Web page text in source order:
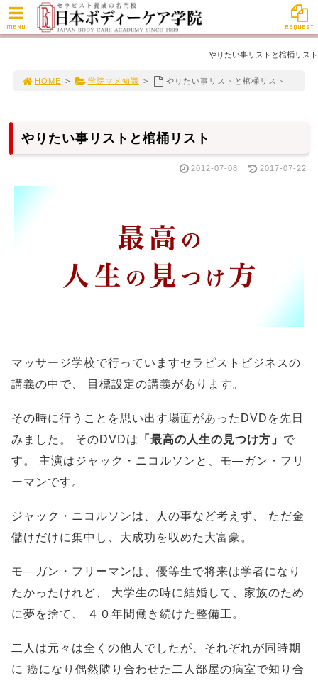
やりたい事リストと棺桶リスト
HOME > 学院マメ知識 > やりたい事リストと棺桶リスト
やりたい事リストと棺桶リスト
2012-07-08 2017-07-22
マッサージ学校で行っていますセラピストビジネスの
講義の中で、
目標設定の講義があります。
その時に行うことを思い出す場面があったDVDを先日
みました。
そのDVDは 「最高の人生の見つけ方」 で
す。
主演はジャック・ニコルソンと、モ―ガン・フリ
ーマンです。
ジャック・ニコルソンは、人の事など考えず、
ただ金
儲けだけに集中し、大成功を収めた大富豪。
モ―ガン・フリーマンは、優等生で将来は学者になり
たかったけれど、
大学生の時に結婚して、家族のため
に夢を捨て、
４０年間働き続けた整備工。
二人は元々は全くの他人でしたが、それぞれが同時期
に 癌になり偶然隣り合わせた二人部屋の病室で知り合
MENU REQUEST